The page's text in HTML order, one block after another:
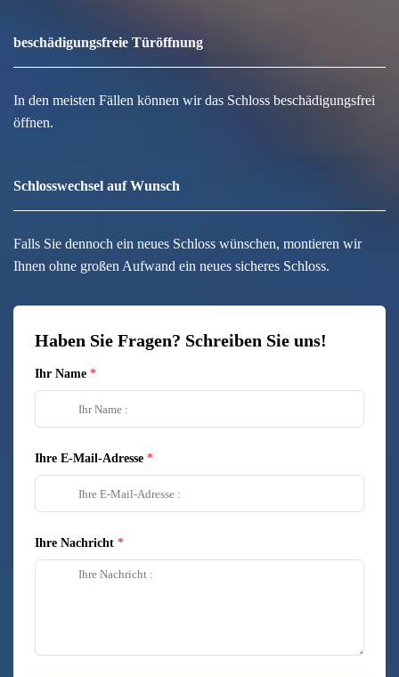
beschädigungsfreie Türöffnung
In den meisten Fällen können wir das Schloss beschädigungsfrei
öffnen.
Schlosswechsel auf Wunsch
Falls Sie dennoch ein neues Schloss wünschen, montieren wir
Ihnen ohne großen Aufwand ein neues sicheres Schloss.
Haben Sie Fragen? Schreiben Sie uns!
Ihr Name
Ihre E-Mail-Adresse
Ihre Nachricht